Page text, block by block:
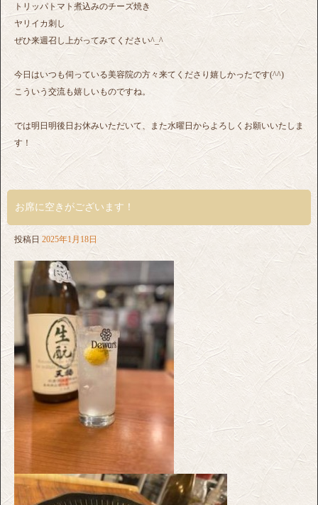
トリッパトマト煮込みのチーズ焼き
ヤリイカ刺し
ぜひ来週召し上がってみてください^_^
今日はいつも伺っている美容院の方々来てくださり嬉しかったです(^^)
こういう交流も嬉しいものですね。
では明日明後日お休みいただいて、また水曜日からよろしくお願いいたしま
す！
お席に空きがございます！
投稿日 2025年1月18日